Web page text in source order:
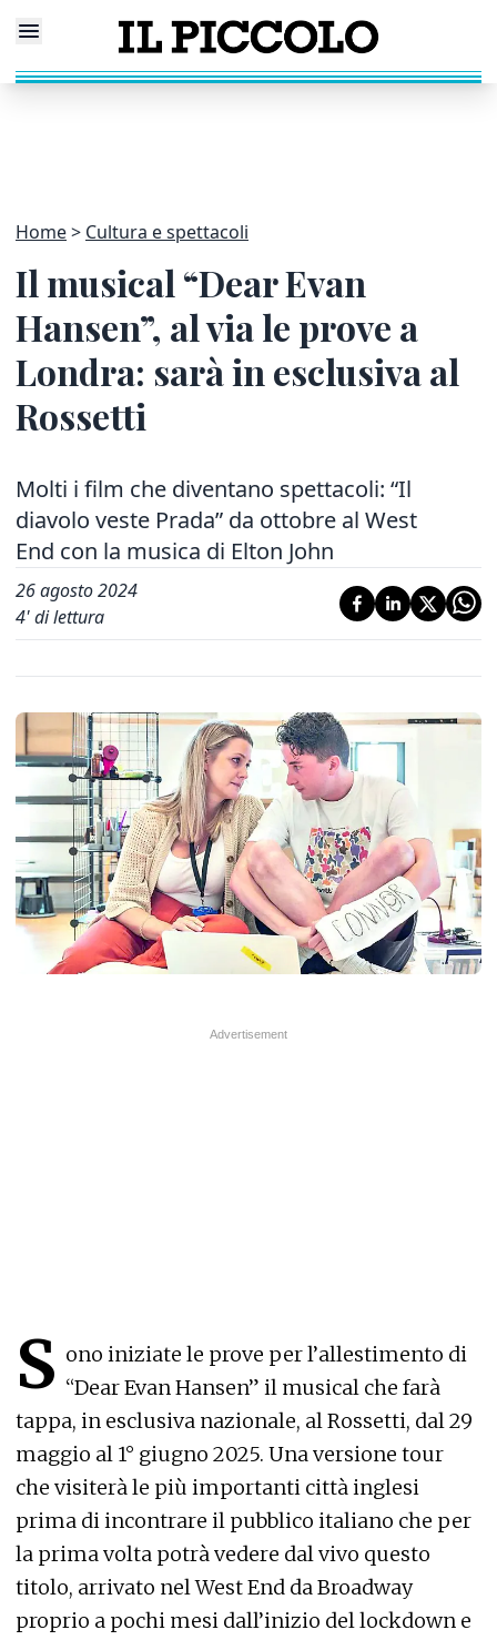
Home Cultura e spettacoli
Il musical “Dear Evan
Hansen”, al via le prove a
Londra: sarà in esclusiva al
Rossetti
Molti i film che diventano spettacoli: “Il
diavolo veste Prada” da ottobre al West
End con la musica di Elton John
26 agosto 2024
4' di lettura
S ono iniziate le prove per l’allestimento di
“Dear Evan Hansen” il musical che farà
tappa, in esclusiva nazionale, al Rossetti, dal 29
maggio al 1° giugno 2025. Una versione tour
che visiterà le più importanti città inglesi
prima di incontrare il pubblico italiano che per
la prima volta potrà vedere dal vivo questo
titolo, arrivato nel West End da Broadway
proprio a pochi mesi dall’inizio del lockdown e